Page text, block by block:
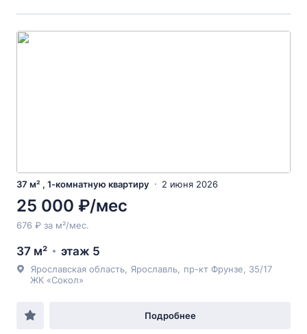
37 м² , 1-комнатную квартиру 2 июня 2026
25 000 ₽/мес
676 ₽ за м²/мес.
37 м² этаж 5
Ярославская область Ярославль пр-кт Фрунзе , 35/17
ЖК «Сокол»
Подробнее